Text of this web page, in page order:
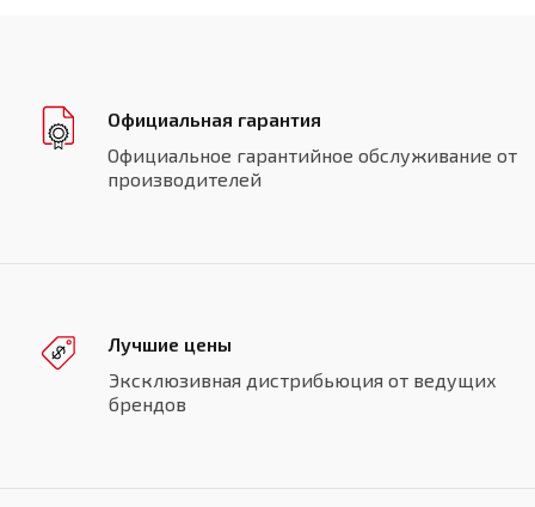
Официальная гарантия
Официальное гарантийное обслуживание от
производителей
Лучшие цены
Эксклюзивная дистрибьюция от ведущих
брендов